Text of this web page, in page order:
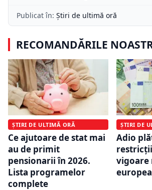
Publicat în: Știri de ultimă oră
RECOMANDĂRILE
ȘTIRI DE ULTIMĂ ORĂ
Ce ajutoare de stat mai
au de primit
pensionarii în 2026.
Lista programelor
complete
ȘTIRI DE
Adio
vigoare